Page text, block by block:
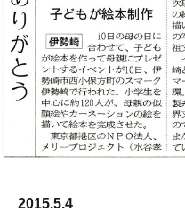
2015.5.4